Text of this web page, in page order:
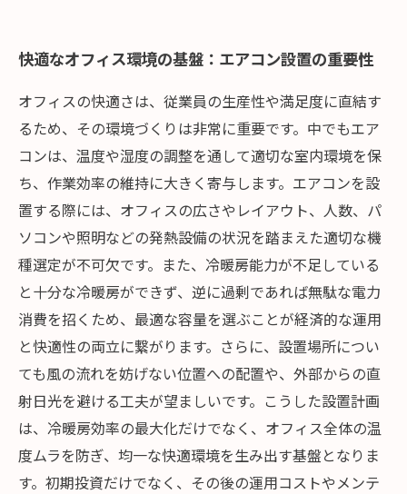
ス空調
総括：快適で効率的なオフィス空調運用のため
の実践的提言
快適なオフィス環境の基盤：エアコン設置の重要性
オフィスの快適さは、従業員の生産性や満足度に直結す
るため、その環境づくりは非常に重要です。中でもエア
コンは、温度や湿度の調整を通して適切な室内環境を保
ち、作業効率の維持に大きく寄与します。エアコンを設
置する際には、オフィスの広さやレイアウト、人数、パ
ソコンや照明などの発熱設備の状況を踏まえた適切な機
種選定が不可欠です。また、冷暖房能力が不足している
と十分な冷暖房ができず、逆に過剰であれば無駄な電力
消費を招くため、最適な容量を選ぶことが経済的な運用
と快適性の両立に繋がります。さらに、設置場所につい
ても風の流れを妨げない位置への配置や、外部からの直
射日光を避ける工夫が望ましいです。こうした設置計画
は、冷暖房効率の最大化だけでなく、オフィス全体の温
度ムラを防ぎ、均一な快適環境を生み出す基盤となりま
す。初期投資だけでなく、その後の運用コストやメンテ